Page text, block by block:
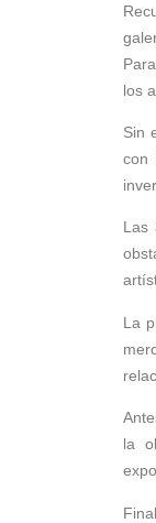
los
Sin
con
Las
La
la